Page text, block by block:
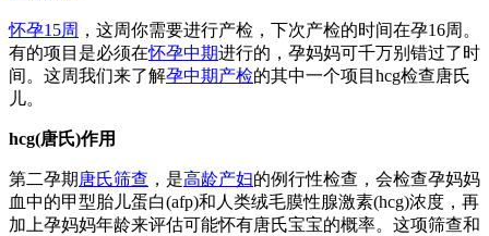
怀孕15周 ，这周你需要进行产检，下次产检的时间在孕16周。
有的项目是必须在怀孕中期进行的，孕妈妈可千万别错过了时
间。这周我们来了解孕中期产检的其中一个项目hcg检查唐氏
儿。
hcg(唐氏)作用
第二孕期 唐氏筛查 ，是高龄产妇的例行性检查，会检查孕妈妈
血中的甲型胎儿蛋白(afp)和人类绒毛膜性腺激素(hcg)浓度，再
加上孕妈妈年龄来评估可能怀有唐氏宝宝的概率。这项筛查和